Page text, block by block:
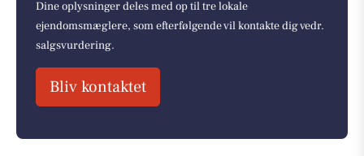
Dine oplysninger deles med op til tre lokale
ejendomsmæglere, som efterfølgende vil kontakte dig vedr.
salgsvurdering.
Bliv kontaktet